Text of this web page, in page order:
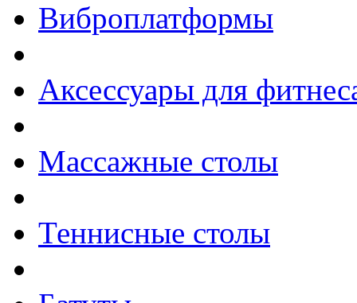
Виброплатформы
Аксессуары для
Массажные столы
Теннисные столы